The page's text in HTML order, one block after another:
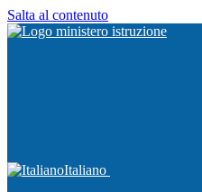
Salta al contenuto
Italiano